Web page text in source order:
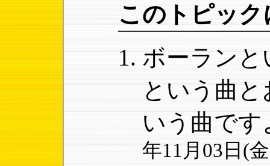
このトピッ
ボーランと
という曲
いう曲です
年11月03日(